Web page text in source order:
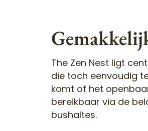
The Zen Nest ligt
die toch eenvoudig
komt of het
bereikbaar via de
bushaltes.